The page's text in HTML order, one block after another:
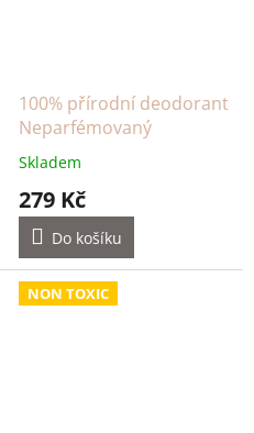
100% přírodní deodorant
Neparfémovaný
Skladem
279 Kč
Do košíku
NON TOXIC